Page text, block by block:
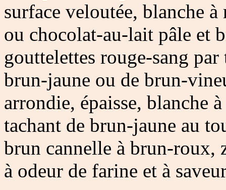
surface veloutée, blanche
ou chocolat-au-lait pâle et
gouttelettes rouge-sang
brun-jaune ou de brun-
arrondie, épaisse, blanche
tachant de brun-jaune au
brun cannelle à brun-roux,
à odeur de farine et à